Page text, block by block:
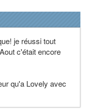
je réussi tout
c'était encore
qu'a Lovely avec